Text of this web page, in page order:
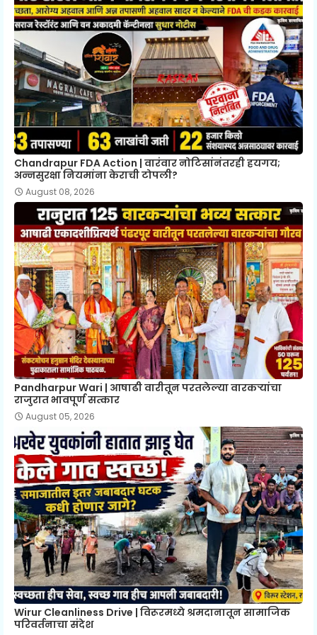
Chandrapur FDA Action | वारंवार नोटिसांनंतरही हयगय;
अन्नसुरक्षा नियमांना केराची टोपली?
August 08, 2026
Pandharpur Wari | आषाढी वारीतून परतलेल्या वारकऱ्यांचा
राजुरात भावपूर्ण सत्कार
August 05, 2026
Wirur Cleanliness Drive | विरूरमध्ये श्रमदानातून सामाजिक
परिवर्तनाचा संदेश